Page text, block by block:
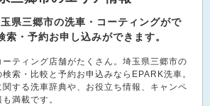
県三郷市の洗車・コーティングがで
索・予約お申し込みができます。
ティング店舗がたくさん。埼玉県三郷市の
索・比較と予約お申込みならEPARK洗車。
する洗車辞典や、お役立ち情報、キャンペ
満載です。